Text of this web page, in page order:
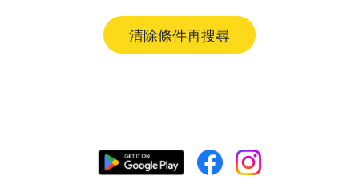
清除條件再搜尋